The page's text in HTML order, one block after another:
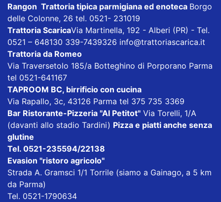
Rangon Trattoria tipica parmigiana ed enoteca Borgo
delle Colonne, 26 tel. 0521- 231019
Trattoria ScaricaVia Martinella, 192 - Alberi (PR) - Tel.
0521 – 648130 339-7439326 info@trattoriascarica.it
Trattoria da Romeo
Via Traversetolo 185/a Botteghino di Porporano Parma
tel 0521-641167
TAPROOM BC, birrificio con cucina
Via Rapallo, 3c, 43126 Parma tel 375 735 3369
Bar Ristorante-Pizzeria "Al Petitot" Via Torelli, 1/A
(davanti allo stadio Tardini) Pizza e piatti anche senza
glutine
Tel. 0521-235594/22138
Evasion "ristoro agricolo"
Strada A. Gramsci 1/1 Torrile (siamo a Gainago, a 5 km
da Parma)
Tel. 0521-1790634